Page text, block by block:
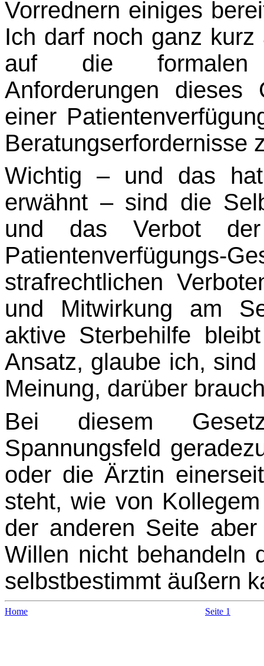
Vorrednern einiges
Ich darf noch ganz
auf die formalen
Anforderungen
einer
Beratungserfordernisse
Wichtig – und das
erwähnt – sind die
und das Verbot
Patientenverfügungs-
strafrechtlichen
und Mitwir­kung am
aktive Sterbehilfe
Ansatz, glaube ich,
Meinung, darüber
Bei diesem
Spannungsfeld
oder die Ärztin
steht, wie von
der anderen Seite
Wil­len nicht behandeln
selbstbestimmt äußern
Home Seite 1